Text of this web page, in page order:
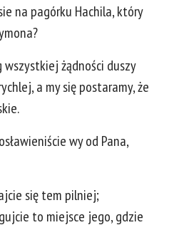
na pagórku Hachila, który
żądności duszy
a my się postaramy, że
wy od Pana,
się tem pilniej;
to miejsce jego, gdzie